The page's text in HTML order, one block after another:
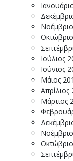
Ιούλιος
Ιούνιος
Μάιος
Απρίλιος
Μάρτιος